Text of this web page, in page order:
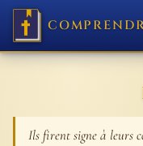
Ils firent signe à leurs